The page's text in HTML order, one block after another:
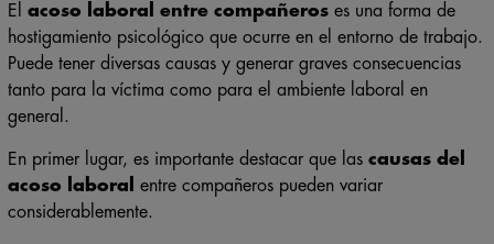
El acoso laboral entre compañeroses una forma de
hostigamiento psicológico que ocurre en el entorno de trabajo.
Puede tener diversas causas y generar graves consecuencias
tanto para la víctima como para el ambiente laboral en
general.
En primer lugar, es importante destacar que las causas del
acoso laboral
entre compañeros pueden variar
considerablemente.